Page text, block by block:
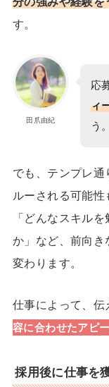
す。
田爪由紀
応
ィ
う。
でも、テンプレ
ルーされる可能性
「どんなスキル
か」など、前向き
変わります。
仕事によって、伝
容に合わせたアピ
採用後に仕事を